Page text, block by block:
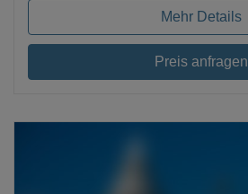
Mehr Details
Preis anfragen